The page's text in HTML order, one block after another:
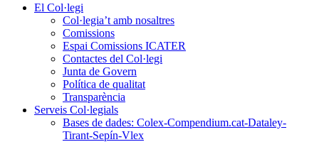
El Col·legi
Col·legia’t amb nosaltres
Comissions
Espai Comissions ICATER
Contactes del Col·legi
Junta de Govern
Política de qualitat
Transparència
Serveis Col·legials
Bases de dades: Colex-Compendium.cat-Dataley-
Tirant-Sepín-Vlex